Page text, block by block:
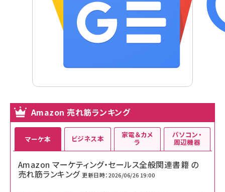
Amazon 売れ筋ランキング
マーケ本
Amazon マーケティング・セールス全般関連書籍 の
売れ筋ランキング 更新日時：2026/06/26 19:00
ビジネス本 家電＆カメ
ラ
パソコン・
周辺機器